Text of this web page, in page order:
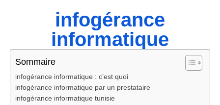
infogérance
informatique
Sommaire
infogérance informatique : c’est quoi
infogérance informatique par un prestataire
infogérance informatique tunisie